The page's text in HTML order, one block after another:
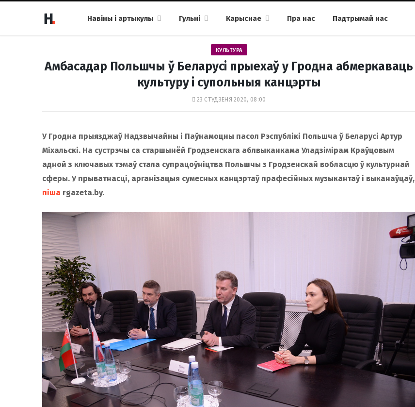
Навіны і артыкулы Гульні Карыснае Пра нас Падтрымай нас
КУЛЬТУРА
Амбасадар Польшчы ў Беларусі прыехаў у Гродна абмеркаваць
культуру і супольныя канцэрты
23 СТУДЗЕНЯ 2020, 08:00
У Гродна прыязджаў Надзвычайны і Паўнамоцны пасол Рэспублікі Польшча ў Беларусі Артур
Міхальскі. На сустрэчы са старшынёй Гродзенскага аблвыканкама Уладзімірам Краўцовым
адной з ключавых тэмаў стала супрацоўніцтва Польшчы з Гродзенскай вобласцю ў культурнай
сферы. У прыватнасці, арганізацыя сумесных канцэртаў прафесійных музыкантаў і выканаўцаў,
піша rgazeta.by.